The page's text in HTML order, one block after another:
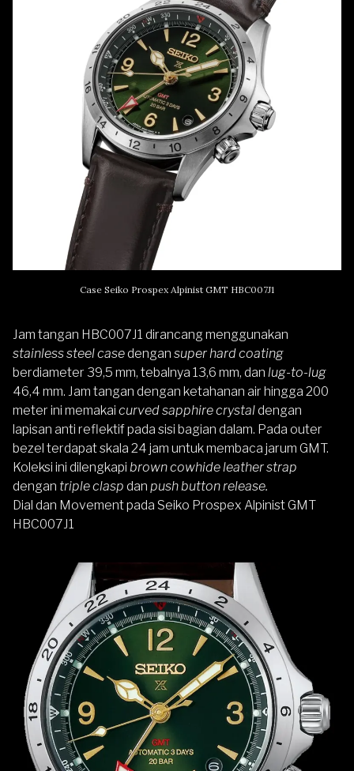
Case Seiko Prospex Alpinist GMT HBC007J1
Jam tangan HBC007J1 dirancang menggunakan
stainless steel casedengan super hard coating
berdiameter 39,5 mm, tebalnya 13,6 mm, dan lug-to-lug
46,4 mm. Jam tangan dengan ketahanan air hingga 200
meter ini memakai curved sapphire crystaldengan
lapisan anti reflektif pada sisi bagian dalam. Pada outer
bezel terdapat skala 24 jam untuk membaca jarum GMT.
Koleksi ini dilengkapi brown cowhide leather strap
dengan triple clasp dan push button release.
Dial dan Movement pada Seiko Prospex Alpinist GMT
HBC007J1